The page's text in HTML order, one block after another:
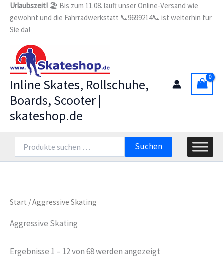
Zum
Inhalt
springen
Urlaubszeit! 🏖️ Bis zum 11.08. läuft unser Online-Versand wie
gewohnt und die Fahrradwerkstatt 📞9699214📞 ist weiterhin für
Sie da!
Inline Skates, Rollschuhe,
Boards, Scooter |
skateshop.de
nach:
Suchen
Start / Aggressive Skating
Aggressive Skating
Ergebnisse 1 – 12 von 68 werden angezeigt